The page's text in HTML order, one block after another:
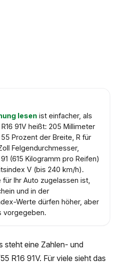
lesen ist einfacher, als
91V heißt: 205 Millimeter
Prozent der Breite, R für
Felgendurchmesser,
(615 Kilogramm pro Reifen)
V (bis 240 km/h).
Ihr Auto zugelassen ist,
und in der
Werte dürfen höher, aber
vorgegeben.
steht eine Zahlen- und
R16 91V. Für viele sieht das